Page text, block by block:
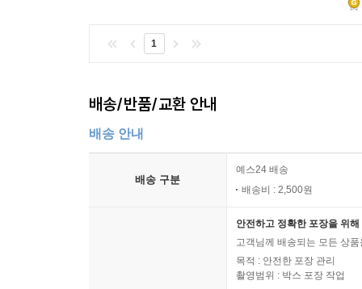
1
배송/반품/교환 안내
배송 안내
배송 구분
예스24 배송
배송비 : 2,500원
안전하고 정확한 포장을 위
고객님께 배송되는 모든 상
목적 : 안전한 포장 관리
촬영범위 : 박스 포장 작업